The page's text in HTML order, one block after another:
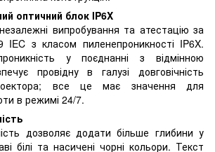
оптичний блок IP6X
випробування та атестацію за
IEC з класом пиленепроникності IP6X.
у поєднанні з відмінною
провідну в галузі довговічність
все це має значення для
в режимі 24/7.
дозволяє додати більше глибини у
білі та насичені чорні кольори. Текст